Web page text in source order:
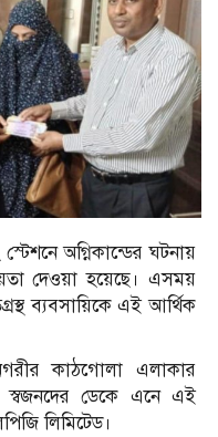
অগ্নিকান্ডের ঘটনায়
দেওয়া হয়েছে। এসময়
ব্যবসায়িকে এই আর্থিক
কাঠগোলা এলাকার
স্বজনদের ডেকে এনে এই
লিমিটেড।